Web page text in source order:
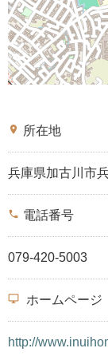
place 所在地
兵庫県加古川市
phone 電話番号
079-420-5003
desktop_windows ホームページ
http://